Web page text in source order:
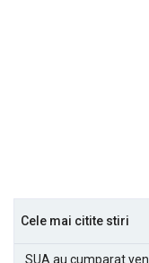
Cele mai citite stiri
SUA au cumparat